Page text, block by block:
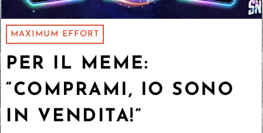
MAXIMUM EFFORT
PER IL MEME:
“COMPRAMI, IO SONO
IN VENDITA!”